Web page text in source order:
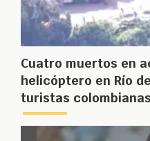
Cuatro muertos en
helicóptero en Río
turistas colombianas